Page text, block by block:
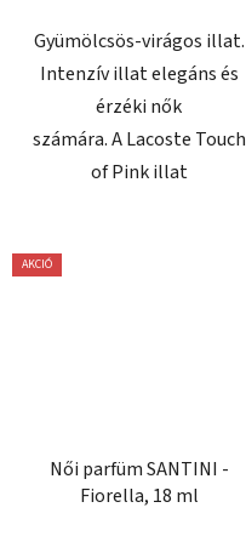
Gyümölcsös-virágos illat.
Intenzív illat elegáns és
érzéki nők
számára. A Lacoste Touch
of Pink illat
AKCIÓ
Női parfüm SANTINI -
Fiorella, 18 ml